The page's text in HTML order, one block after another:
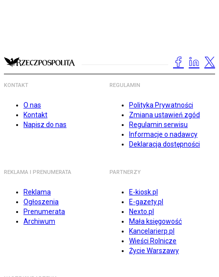
KONTAKT
O nas
Kontakt
Napisz do nas
REGULAMIN
Polityka Prywatności
Zmiana ustawień zgód
Regulamin serwisu
Informacje o nadawcy
Deklaracja dostępności
REKLAMA I PRENUMERATA
Reklama
Ogłoszenia
Prenumerata
Archiwum
PARTNERZY
E-kiosk.pl
E-gazety.pl
Nexto.pl
Mała księgowość
Kancelarierp.pl
Wieści Rolnicze
Życie Warszawy